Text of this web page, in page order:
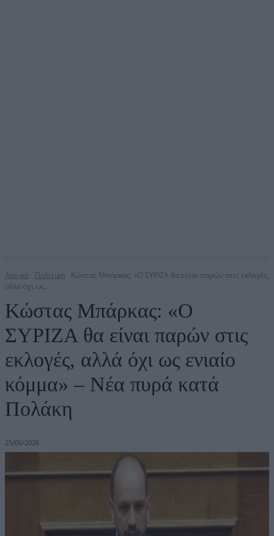
Αρχική Πολιτική
Κώστας Μπάρκας: «Ο ΣΥΡΙΖΑ θα είναι παρών στις εκλογές,
αλλά όχι ως...
Κώστας Μπάρκας: «Ο
ΣΥΡΙΖΑ θα είναι παρών στις
εκλογές, αλλά όχι ως ενιαίο
κόμμα» – Νέα πυρά κατά
Πολάκη
25/06/2026